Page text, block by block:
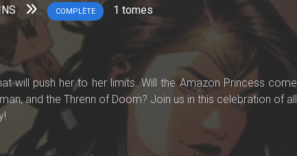
COMPLÈTE 1 tomes
will push her to her limits. Will the Amazon Princess come
and the Threnn of Doom? Join us in this celebration of all